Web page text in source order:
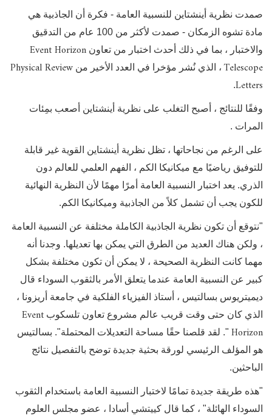
صمدت نظرية أينشتاين للنسبية العامة - فكرة أن الجاذبية هي
مادة تشوه الزمكان - صمدت لأكثر من 100 عام من التدقيق
والاختبار ، بما في ذلك أحدث اختبار من تعاون Event Horizon
Telescope، الذي نُشر مؤخرا في العدد الأخير من Physical Review
Letters
.
وفقًا للنتائج ، أصبح التغلب على نظرية أينشتاين أصعب بمِئات
المرات .
على الرغم من نجاحاتها ، تظل نظرية أينشتاين القوية غير قابلة
للتوفيق رياضيًا مع ميكانيكا الكم ، الفهم العلمي للعالم دون
الذري. يعد اختبار النسبية العامة أمرًا مهمًا لأن النظرية النهائية
للكون يجب أن تشمل كلاً من الجاذبية وميكانيكا الكم.
"نتوقع أن تكون نظرية الجاذبية الكاملة مختلفة عن النسبية العامة
، ولكن هناك العديد من الطرق التي يمكن بها تعديلها. وجدنا أنه
مهما كانت النظرية الصحيحة ، لا يمكن أن تكون مختلفة بشكل
كبير عن النسبية العامة عندما يتعلق الأمر بالثقوب السوداء قال
ديميتريوس بسالتيس ، أستاذ الفيزياء الفلكية في جامعة أريزونا ،
الذي كان حتى وقت قريب عالم مشروع تعاون تلسكوب Event
Horizon ". لقد قلصنا حقًا مساحة التعديلات المحتملة". بسالتيس
هو المؤلف الرئيسي لورقة بحثية جديدة توضح بالتفصيل نتائج
الباحثين.
"هذه طريقة جديدة تمامًا لاختبار النسبية العامة باستخدام الثقوب
السوداء الهائلة" ، كما قال كييتشي أسادا ، عضو مجلس العلوم